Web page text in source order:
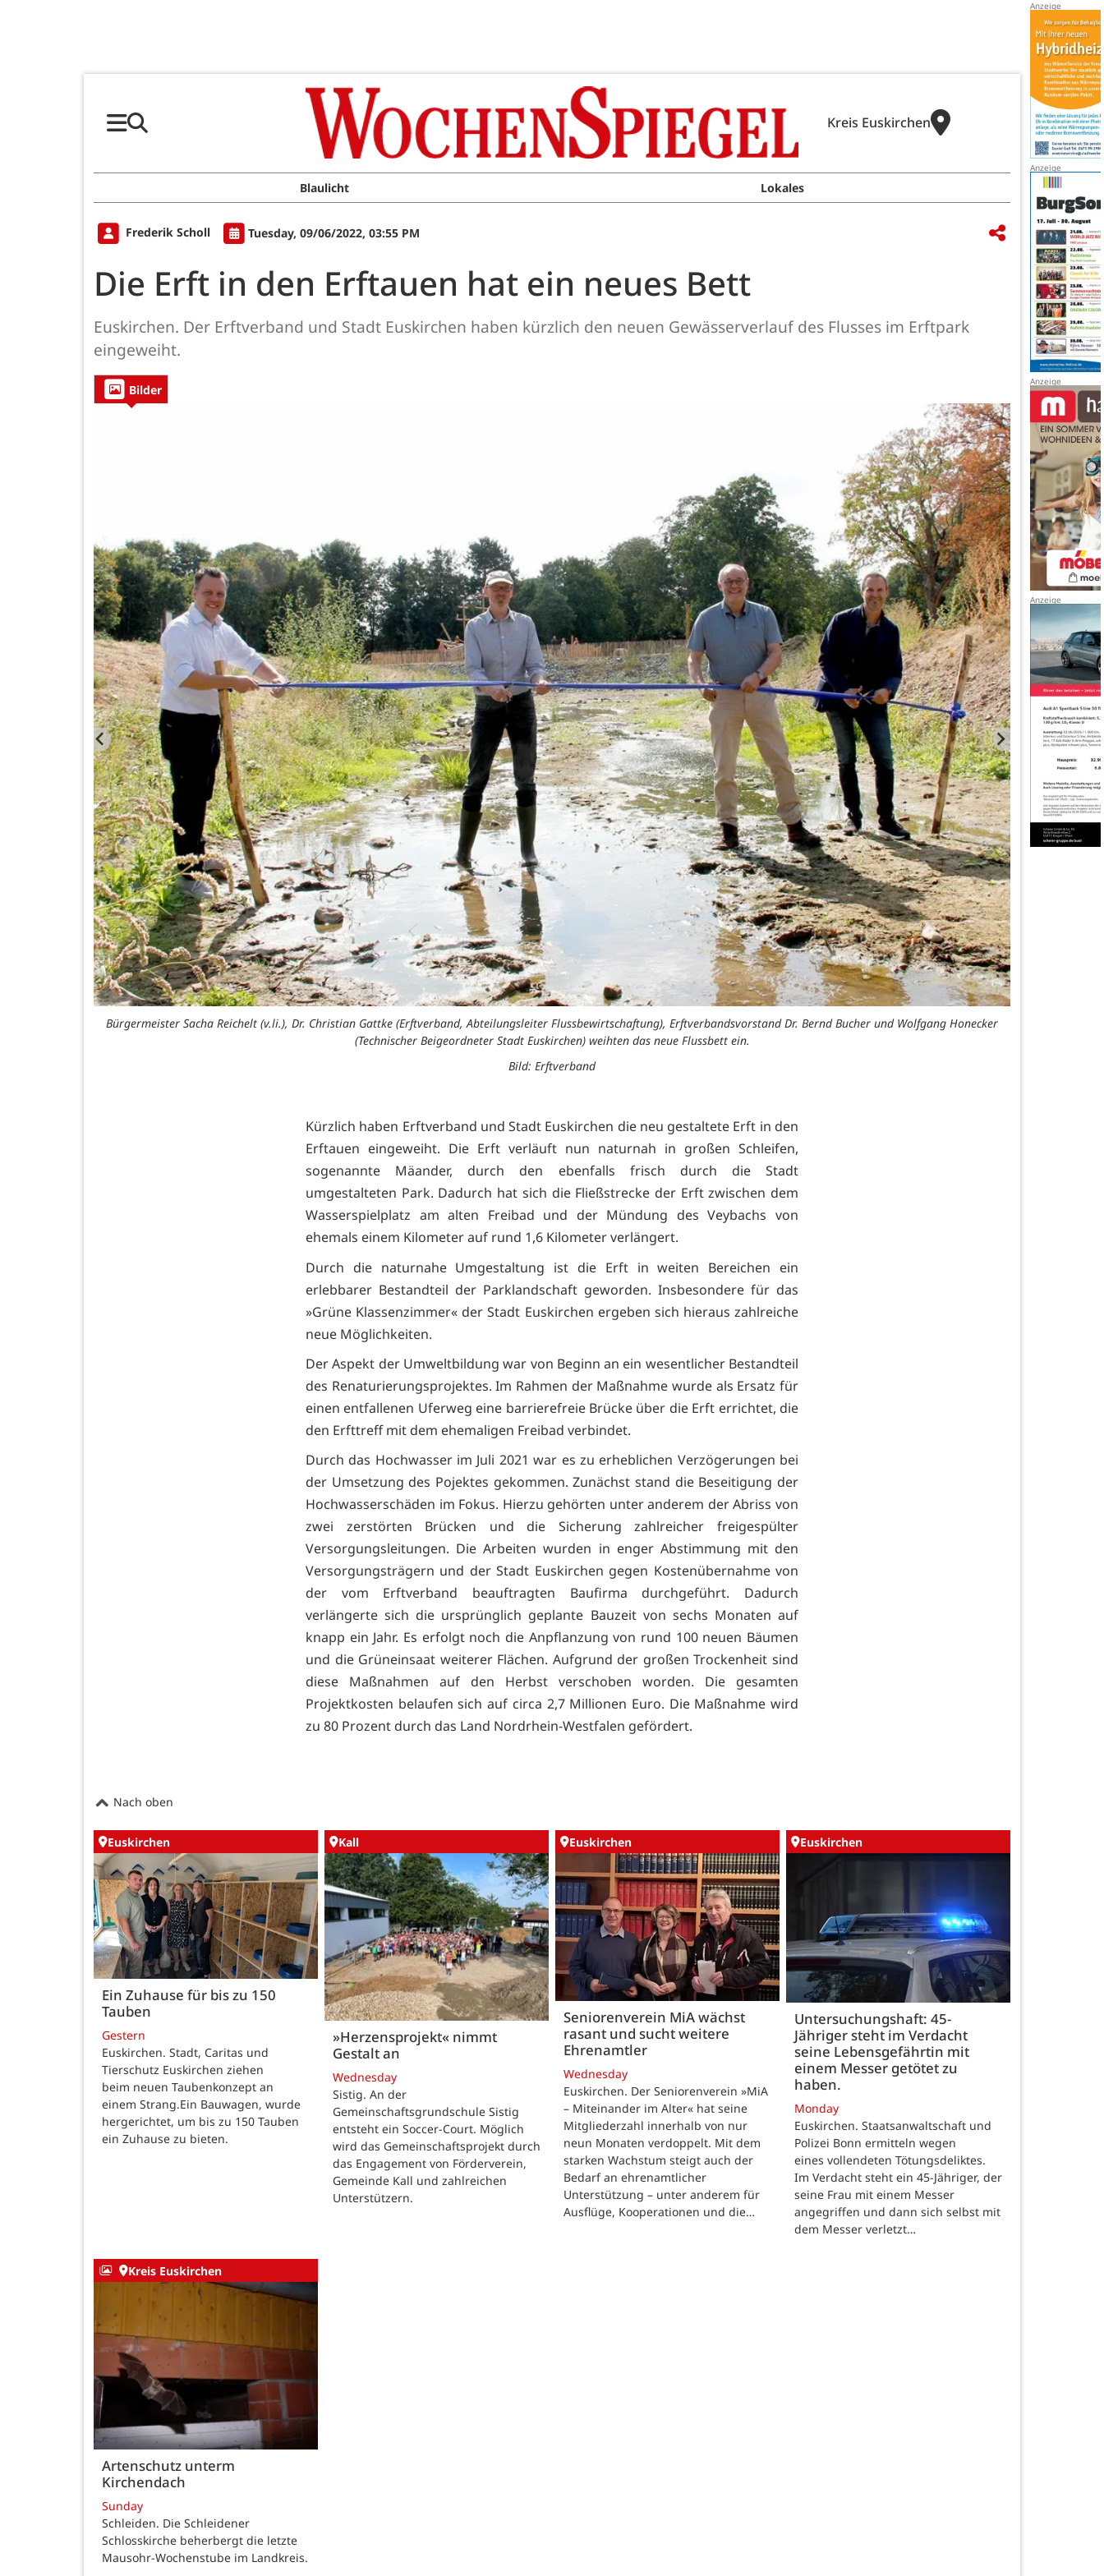
Kreis Euskirchen
Blaulicht Lokales
Frederik Scholl Tuesday, 09/06/2022, 03:55 PM
Die Erft in den Erftauen hat ein neues Bett
Euskirchen. Der Erftverband und Stadt Euskirchen haben kürzlich den neuen Gewässerverlauf des Flusses im Erftpark
eingeweiht.
Bilder
Bürgermeister Sacha Reichelt (v.li.), Dr. Christian Gattke (Erftverband, Abteilungsleiter Flussbewirtschaftung), Erftverbandsvorstand Dr. Bernd Bucher und Wolfgang Honecker
(Technischer Beigeordneter Stadt Euskirchen) weihten das neue Flussbett ein.
Bild: Erftverband
Kürzlich haben Erftverband und Stadt Euskirchen die neu gestaltete Erft in den
Erftauen eingeweiht. Die Erft verläuft nun naturnah in großen Schleifen,
sogenannte Mäander, durch den ebenfalls frisch durch die Stadt
umgestalteten Park. Dadurch hat sich die Fließstrecke der Erft zwischen dem
Wasserspielplatz am alten Freibad und der Mündung des Veybachs von
ehemals einem Kilometer auf rund 1,6 Kilometer verlängert.
Durch die naturnahe Umgestaltung ist die Erft in weiten Bereichen ein
erlebbarer Bestandteil der Parklandschaft geworden. Insbesondere für das
»Grüne Klassenzimmer« der Stadt Euskirchen ergeben sich hieraus zahlreiche
neue Möglichkeiten.
Der Aspekt der Umweltbildung war von Beginn an ein wesentlicher Bestandteil
des Renaturierungsprojektes. Im Rahmen der Maßnahme wurde als Ersatz für
einen entfallenen Uferweg eine barrierefreie Brücke über die Erft errichtet, die
den Erfttreff mit dem ehemaligen Freibad verbindet.
Durch das Hochwasser im Juli 2021 war es zu erheblichen Verzögerungen bei
der Umsetzung des Pojektes gekommen. Zunächst stand die Beseitigung der
Hochwasserschäden im Fokus. Hierzu gehörten unter anderem der Abriss von
zwei zerstörten Brücken und die Sicherung zahlreicher freigespülter
Versorgungsleitungen. Die Arbeiten wurden in enger Abstimmung mit den
Versorgungsträgern und der Stadt Euskirchen gegen Kostenübernahme von
der vom Erftverband beauftragten Baufirma durchgeführt. Dadurch
verlängerte sich die ursprünglich geplante Bauzeit von sechs Monaten auf
knapp ein Jahr. Es erfolgt noch die Anpflanzung von rund 100 neuen Bäumen
und die Grüneinsaat weiterer Flächen. Aufgrund der großen Trockenheit sind
diese Maßnahmen auf den Herbst verschoben worden. Die gesamten
Projektkosten belaufen sich auf circa 2,7 Millionen Euro. Die Maßnahme wird
zu 80 Prozent durch das Land Nordrhein-Westfalen gefördert.
Nach oben
Euskirchen
Ein Zuhause für bis zu 150
Tauben
Gestern
Euskirchen. Stadt, Caritas und
Tierschutz Euskirchen ziehen
beim neuen Taubenkonzept an
einem Strang.Ein Bauwagen, wurde
hergerichtet, um bis zu 150 Tauben
ein Zuhause zu bieten.
Kall
»Herzensprojekt« nimmt
Gestalt an
Wednesday
Sistig. An der
Gemeinschaftsgrundschule Sistig
entsteht ein Soccer-Court. Möglich
wird das Gemeinschaftsprojekt durch
das Engagement von Förderverein,
Gemeinde Kall und zahlreichen
Unterstützern.
Euskirchen
Seniorenverein MiA wächst
rasant und sucht weitere
Ehrenamtler
Wednesday
Euskirchen. Der Seniorenverein »MiA
– Miteinander im Alter« hat seine
Mitgliederzahl innerhalb von nur
neun Monaten verdoppelt. Mit dem
starken Wachstum steigt auch der
Bedarf an ehrenamtlicher
Unterstützung – unter anderem für
Ausflüge, Kooperationen und die…
Euskirchen
Untersuchungshaft: 45-
Jähriger steht im Verdacht
seine Lebensgefährtin mit
einem Messer getötet zu
haben.
Monday
Euskirchen. Staatsanwaltschaft und
Polizei Bonn ermitteln wegen
eines vollendeten Tötungsdeliktes.
Im Verdacht steht ein 45-Jähriger, der
seine Frau mit einem Messer
angegriffen und dann sich selbst mit
dem Messer verletzt…
Kreis Euskirchen
Artenschutz unterm
Kirchendach
Sunday
Schleiden. Die Schleidener
Schlosskirche beherbergt die letzte
Mausohr-Wochenstube im Landkreis.